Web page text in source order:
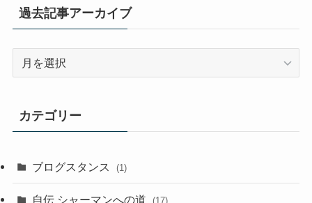
過去記事アーカイブ
ア
カ
ブ
カテゴリー
ブログスタンス (1)
自伝 シャーマンへの道 (17)